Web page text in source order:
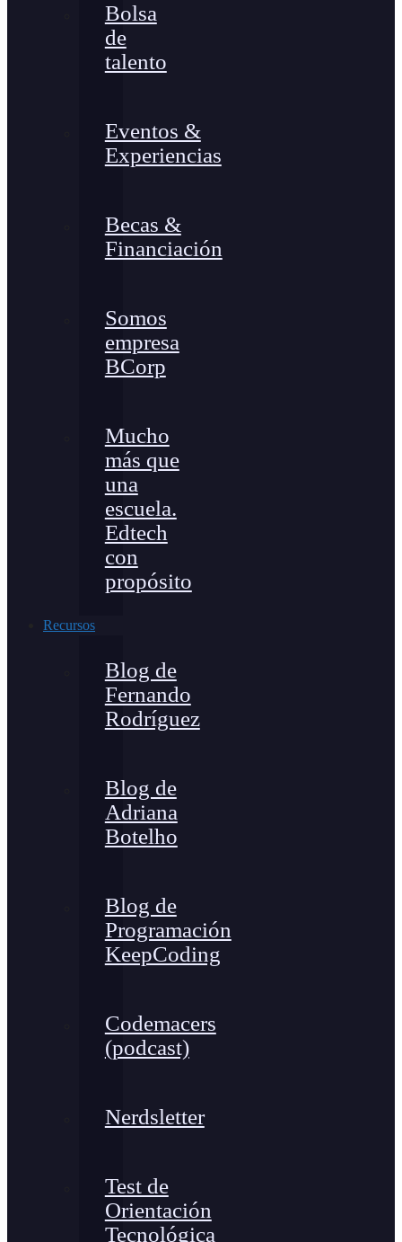
Bolsa
de
talento
Eventos &
Experiencias
Becas &
Financiación
Somos
empresa
BCorp
Mucho
más que
una
escuela.
Edtech
con
propósito
Recursos
Blog de
Fernando
Rodríguez
Blog de
Adriana
Botelho
Blog de
Programación
KeepCoding
Codemacers
(podcast)
Nerdsletter
Test de
Orientación
Tecnológica